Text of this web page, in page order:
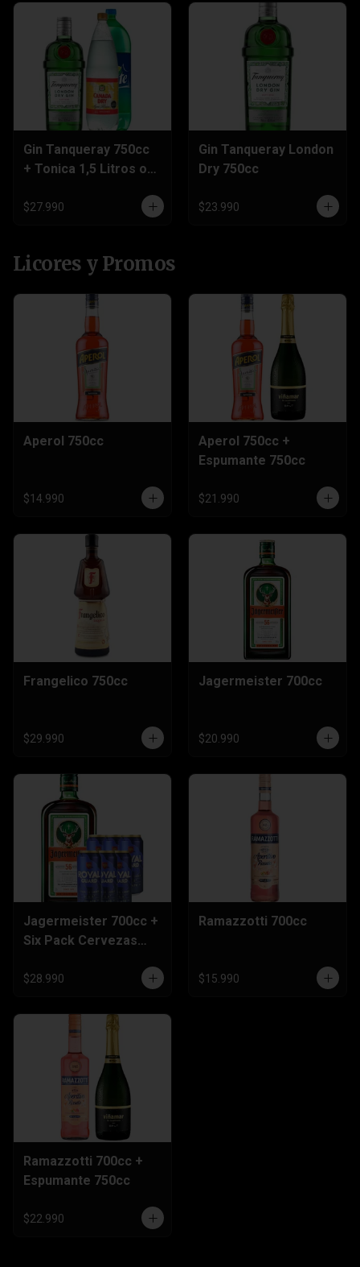
Gin Tanqueray 750cc
+ Tonica 1,5 Litros o
$27.990
Gin Tanqueray London
Dry 750cc
$23.990
Licores y Promos
Aperol 750cc
$14.990
Aperol 750cc +
Espumante 750cc
$21.990
Frangelico 750cc
$29.990
Jagermeister 700cc
$20.990
Jagermeister 700cc +
Six Pack Cervezas
$28.990
Ramazzotti 700cc
$15.990
Ramazzotti 700cc +
Espumante 750cc
$22.990